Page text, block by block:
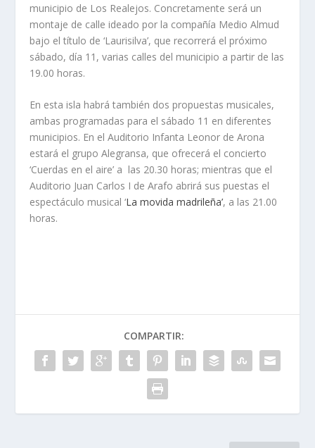
municipio de Los Realejos. Concretamente será un
montaje de calle ideado por la compañía Medio Almud
bajo el título de ‘Laurisilva’, que recorrerá el próximo
sábado, día 11, varias calles del municipio a partir de las
19.00 horas.
En esta isla habrá también dos propuestas musicales,
ambas programadas para el sábado 11 en diferentes
municipios. En el Auditorio Infanta Leonor de Arona
estará el grupo Alegransa, que ofrecerá el concierto
‘Cuerdas en el aire’ a las 20.30 horas; mientras que el
Auditorio Juan Carlos I de Arafo abrirá sus puestas el
espectáculo musical ‘La movida madrileña’, a las 21.00
horas.
COMPARTIR: